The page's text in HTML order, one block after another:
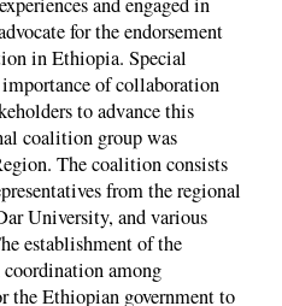
for the endorsement
in Ethiopia. Special
of collaboration
to advance this
coalition group was
The coalition consists
from the regional
University, and various
establishment of the
among
the Ethiopian government to